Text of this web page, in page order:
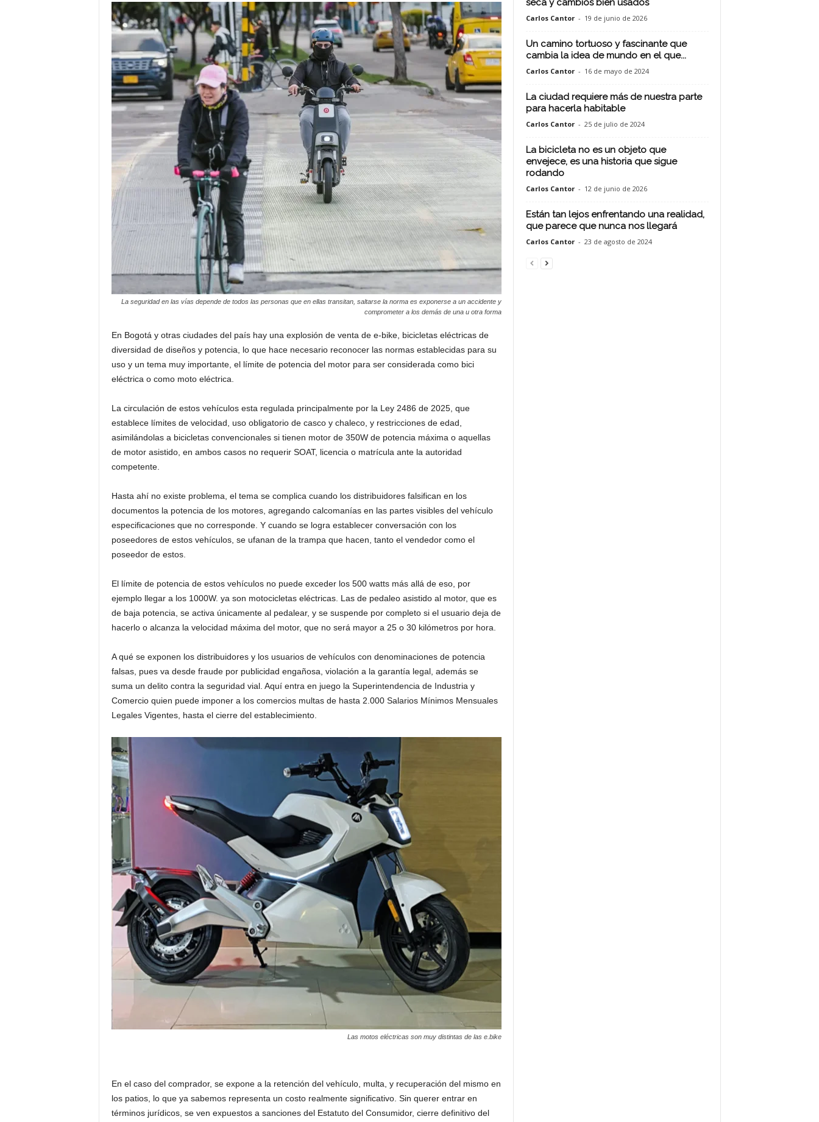
La seguridad en las vías depende de todos las personas que en ellas transitan, saltarse la norma es exponerse a un accidente y
comprometer a los demás de una u otra forma
En Bogotá y otras ciudades del país hay una explosión de venta de e-bike, bicicletas eléctricas de
diversidad de diseños y potencia, lo que hace necesario reconocer las normas establecidas para su
uso y un tema muy importante, el límite de potencia del motor para ser considerada como bici
eléctrica o como moto eléctrica.
La circulación de estos vehículos esta regulada principalmente por la Ley 2486 de 2025, que
establece límites de velocidad, uso obligatorio de casco y chaleco, y restricciones de edad,
asimilándolas a bicicletas convencionales si tienen motor de 350W de potencia máxima o aquellas
de motor asistido, en ambos casos no requerir SOAT, licencia o matrícula ante la autoridad
competente.
Hasta ahí no existe problema, el tema se complica cuando los distribuidores falsifican en los
documentos la potencia de los motores, agregando calcomanías en las partes visibles del vehículo
especificaciones que no corresponde. Y cuando se logra establecer conversación con los
poseedores de estos vehículos, se ufanan de la trampa que hacen, tanto el vendedor como el
poseedor de estos.
El límite de potencia de estos vehículos no puede exceder los 500 watts más allá de eso, por
ejemplo llegar a los 1000W. ya son motocicletas eléctricas. Las de pedaleo asistido al motor, que es
de baja potencia, se activa únicamente al pedalear, y se suspende por completo si el usuario deja de
hacerlo o alcanza la velocidad máxima del motor, que no será mayor a 25 o 30 kilómetros por hora.
A qué se exponen los distribuidores y los usuarios de vehículos con denominaciones de potencia
falsas, pues va desde fraude por publicidad engañosa, violación a la garantía legal, además se
suma un delito contra la seguridad vial. Aquí entra en juego la Superintendencia de Industria y
Comercio quien puede imponer a los comercios multas de hasta 2.000 Salarios Mínimos Mensuales
Legales Vigentes, hasta el cierre del establecimiento.
Las motos eléctricas son muy distintas de las e.bike
En el caso del comprador, se expone a la retención del vehículo, multa, y recuperación del mismo en
los patios, lo que ya sabemos representa un costo realmente significativo. Sin querer entrar en
términos jurídicos, se ven expuestos a sanciones del Estatuto del Consumidor, cierre definitivo del
seca y cambios bien usados
Carlos Cantor - 19 de junio de 2026
Un camino tortuoso y fascinante que
cambia la idea de mundo en el que...
Carlos Cantor - 16 de mayo de 2024
La ciudad requiere más de nuestra parte
para hacerla habitable
Carlos Cantor - 25 de julio de 2024
La bicicleta no es un objeto que
envejece, es una historia que sigue
rodando
Carlos Cantor - 12 de junio de 2026
Están tan lejos enfrentando una realidad,
que parece que nunca nos llegará
Carlos Cantor - 23 de agosto de 2024